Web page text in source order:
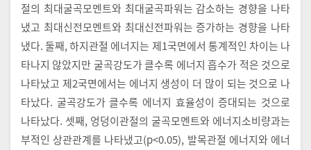
절의 최대굴곡모멘트와 최대굴곡파워는 감소하는 경향을 나타
냈고 최대신전모멘트와 최대신전파워는 증가하는 경향을 나타
냈다. 둘째, 하지관절 에너지는 제1국면에서 통계적인 차이는 나
타나지 않았지만 굴곡강도가 클수록 에너지 흡수가 적은 것으로
나타났고 제2국면에서는 에너지 생성이 더 많이 되는 것으로 나
타났다. 굴곡강도가 클수록 에너지 효율성이 증대되는 것으로
나타났다. 셋째, 엉덩이관절의 굴곡모멘트와 에너지소비량과는
부적인 상관관계를 나타냈고(p<0.05), 발목관절 에너지와 에너